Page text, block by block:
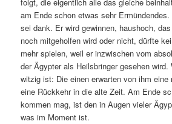
am Ende schon etwas sehr
sei dank. Er wird gewinnen, haushoch,
noch mitgeholfen wird oder nicht, dürfte
mehr spielen, weil er inzwischen vom
der Ägypter als Heilsbringer gesehen wird.
witzig ist: Die einen erwarten von ihm eine
eine Rückkehr in die alte Zeit. Am Ende
kommen mag, ist den in Augen vieler
was im Moment ist.